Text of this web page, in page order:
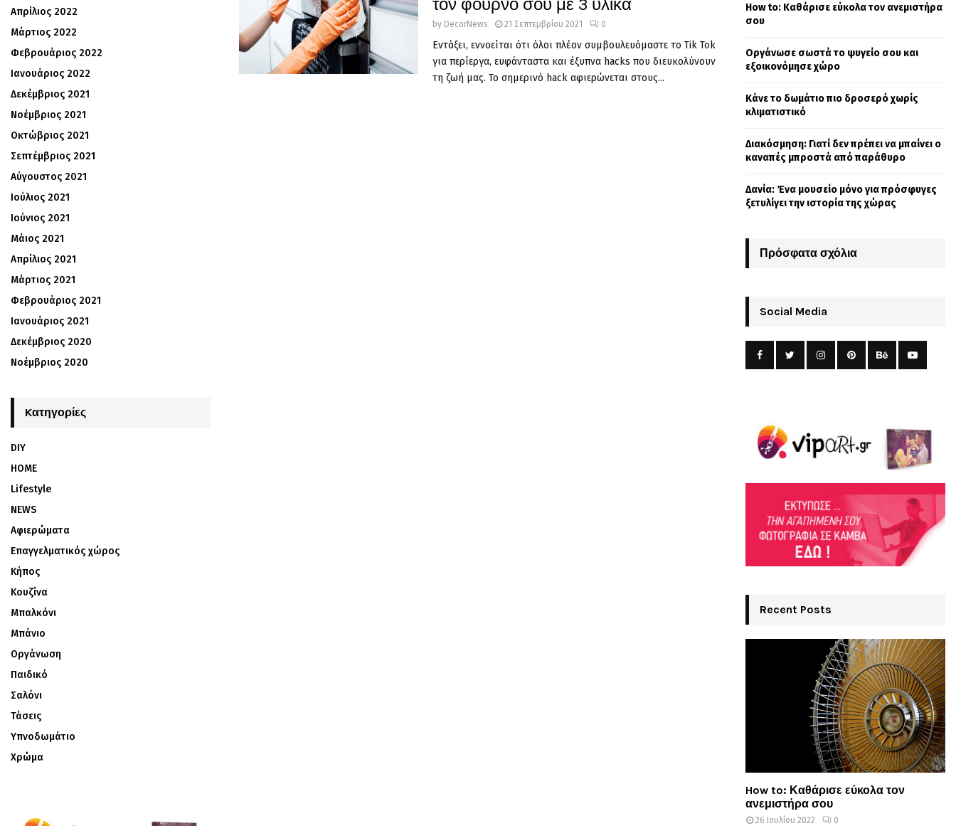
τον φούρνο σου με 3 υλικά
by DecorNews 21 Σεπτεμβρίου 2021 0
Εντάξει, εννοείται ότι όλοι πλέον συμβουλευόμαστε το Tik Tok
για περίεργα, ευφάνταστα και έξυπνα hacks που διευκολύνουν
τη ζωή μας. Το σημερινό hack αφιερώνεται στους...
Απρίλιος 2022
Μάρτιος 2022
Φεβρουάριος 2022
Ιανουάριος 2022
Δεκέμβριος 2021
Νοέμβριος 2021
Οκτώβριος 2021
Σεπτέμβριος 2021
Αύγουστος 2021
Ιούλιος 2021
Ιούνιος 2021
Μάιος 2021
Απρίλιος 2021
Μάρτιος 2021
Φεβρουάριος 2021
Ιανουάριος 2021
Δεκέμβριος 2020
Νοέμβριος 2020
Kατηγορίες
DIY
HOME
Lifestyle
NEWS
Αφιερώματα
Επαγγελματικός χώρος
Κήπος
Κουζίνα
Μπαλκόνι
Μπάνιο
Οργάνωση
Παιδικό
Σαλόνι
Τάσεις
Υπνοδωμάτιο
Χρώμα
o
r
How to: Καθάρισε εύκολα τον ανεμιστήρα
σου
Οργάνωσε σωστά το ψυγείο σου και
εξοικονόμησε χώρο
Κάνε το δωμάτιο πιο δροσερό χωρίς
κλιματιστικό
Διακόσμηση: Γιατί δεν πρέπει να μπαίνει ο
καναπές μπροστά από παράθυρο
Δανία: Ένα μουσείο μόνο για πρόσφυγες
ξετυλίγει την ιστορία της χώρας
Πρόσφατα σχόλια
Social Media
Recent Posts
How to: Καθάρισε εύκολα τον
ανεμιστήρα σου
26 Ιουλίου 2022 0